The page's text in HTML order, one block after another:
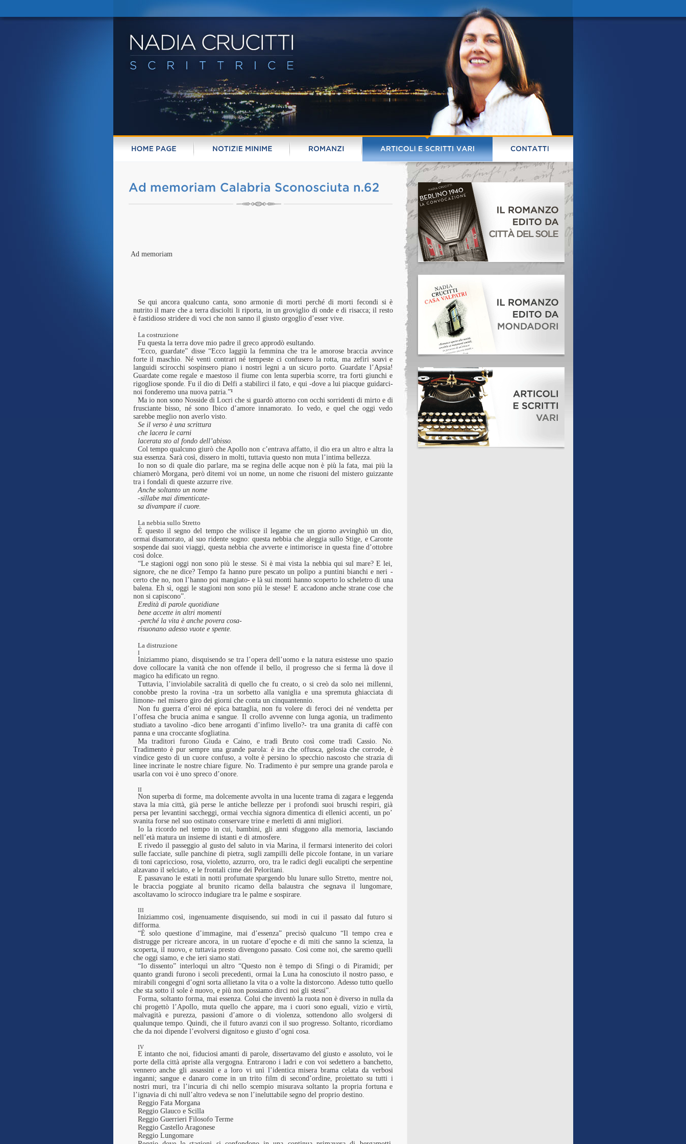
HOME PAGE NOTIZIE MINIME ROMANZI ARTICOLI E SCRITTI VARI CONTATTI
Ad memoriam Calabria Sconosciuta n.62
Ad memoriam
Se qui ancora qualcuno canta, sono armonie di morti perché di morti fecondi si è
nutrito il mare che a terra disciolti li riporta, in un groviglio di onde e di risacca; il resto
è fastidioso stridere di voci che non sanno il giusto orgoglio d’esser vive.
La costruzione
Fu questa la terra dove mio padre il greco approdò esultando.
“Ecco, guardate” disse “Ecco laggiù la femmina che tra le amorose braccia avvince
forte il maschio. Né venti contrari né tempeste ci confusero la rotta, ma zefiri soavi e
languidi scirocchi sospinsero piano i nostri legni a un sicuro porto. Guardate l’Apsia!
Guardate come regale e maestoso il fiume con lenta superbia scorre, tra forti giunchi e
rigogliose sponde. Fu il dio di Delfi a stabilirci il fato, e qui -dove a lui piacque guidarci-
noi fonderemo una nuova patria.”¹
Ma io non sono Nosside di Locri che si guardò attorno con occhi sorridenti di mirto e di
frusciante bisso, né sono Ibico d’amore innamorato. Io vedo, e quel che oggi vedo
sarebbe meglio non averlo visto.
Se il verso è una scrittura
che lacera le carni
lacerata sto al fondo dell’abisso.
Col tempo qualcuno giurò che Apollo non c’entrava affatto, il dio era un altro e altra la
sua essenza. Sarà così, dissero in molti, tuttavia questo non muta l’intima bellezza.
Io non so di quale dio parlare, ma se regina delle acque non è più la fata, mai più la
chiamerò Morgana, però ditemi voi un nome, un nome che risuoni del mistero guizzante
tra i fondali di queste azzurre rive.
Anche soltanto un nome
-sillabe mai dimenticate-
sa divampare il cuore.
La nebbia sullo Stretto
È questo il segno del tempo che svilisce il legame che un giorno avvinghiò un dio,
ormai disamorato, al suo ridente sogno: questa nebbia che aleggia sullo Stige, e Caronte
sospende dai suoi viaggi, questa nebbia che avverte e intimorisce in questa fine d’ottobre
così dolce.
“Le stagioni oggi non sono più le stesse. Si è mai vista la nebbia qui sul mare? E lei,
signore, che ne dice? Tempo fa hanno pure pescato un polipo a puntini bianchi e neri -
certo che no, non l’hanno poi mangiato- e là sui monti hanno scoperto lo scheletro di una
balena. Eh sì, oggi le stagioni non sono più le stesse! E accadono anche strane cose che
non si capiscono”.
Eredità di parole quotidiane
bene accette in altri momenti
-perché la vita è anche povera cosa-
risuonano adesso vuote e spente.
La distruzione
I
Iniziammo piano, disquisendo se tra l’opera dell’uomo e la natura esistesse uno spazio
dove collocare la vanità che non offende il bello, il progresso che si ferma là dove il
magico ha edificato un regno.
Tuttavia, l’inviolabile sacralità di quello che fu creato, o si creò da solo nei millenni,
conobbe presto la rovina -tra un sorbetto alla vaniglia e una spremuta ghiacciata di
limone- nel misero giro dei giorni che conta un cinquantennio.
Non fu guerra d’eroi né epica battaglia, non fu volere di feroci dei né vendetta per
l’offesa che brucia anima e sangue. Il crollo avvenne con lunga agonia, un tradimento
studiato a tavolino -dico bene arroganti d’infimo livello?- tra una granita di caffè con
panna e una croccante sfogliatina.
Ma traditori furono Giuda e Caino, e tradì Bruto così come tradì Cassio. No.
Tradimento è pur sempre una grande parola: è ira che offusca, gelosia che corrode, è
vindice gesto di un cuore confuso, a volte è persino lo specchio nascosto che strazia di
linee incrinate le nostre chiare figure. No. Tradimento è pur sempre una grande parola e
usarla con voi è uno spreco d’onore.
II
Non superba di forme, ma dolcemente avvolta in una lucente trama di zagara e leggenda
stava la mia città, già perse le antiche bellezze per i profondi suoi bruschi respiri, già
persa per levantini saccheggi, ormai vecchia signora dimentica di ellenici accenti, un po’
svanita forse nel suo ostinato conservare trine e merletti di anni migliori.
Io la ricordo nel tempo in cui, bambini, gli anni sfuggono alla memoria, lasciando
nell’età matura un insieme di istanti e di atmosfere.
E rivedo il passeggio al gusto del saluto in via Marina, il fermarsi intenerito dei colori
sulle facciate, sulle panchine di pietra, sugli zampilli delle piccole fontane, in un variare
di toni capriccioso, rosa, violetto, azzurro, oro, tra le radici degli eucalipti che serpentine
alzavano il selciato, e le frontali cime dei Peloritani.
E passavano le estati in notti profumate spargendo blu lunare sullo Stretto, mentre noi,
le braccia poggiate al brunito ricamo della balaustra che segnava il lungomare,
ascoltavamo lo scirocco indugiare tra le palme e sospirare.
III
Iniziammo così, ingenuamente disquisendo, sui modi in cui il passato dal futuro si
difforma.
“È solo questione d’immagine, mai d’essenza” precisò qualcuno “Il tempo crea e
distrugge per ricreare ancora, in un ruotare d’epoche e di miti che sanno la scienza, la
scoperta, il nuovo, e tuttavia presto divengono passato. Così come noi, che saremo quelli
che oggi siamo, e che ieri siamo stati.
“Io dissento” interloquì un altro “Questo non è tempo di Sfingi o di Piramidi; per
quanto grandi furono i secoli precedenti, ormai la Luna ha conosciuto il nostro passo, e
mirabili congegni d’ogni sorta allietano la vita o a volte la distorcono. Adesso tutto quello
che sta sotto il sole è nuovo, e più non possiamo dirci noi gli stessi”.
Forma, soltanto forma, mai essenza. Colui che inventò la ruota non è diverso in nulla da
chi progettò l’Apollo, muta quello che appare, ma i cuori sono eguali, vizio e virtù,
malvagità e purezza, passioni d’amore o di violenza, sottendono allo svolgersi di
qualunque tempo. Quindi, che il futuro avanzi con il suo progresso. Soltanto, ricordiamo
che da noi dipende l’evolversi dignitoso e giusto d’ogni cosa.
IV
E intanto che noi, fiduciosi amanti di parole, dissertavamo del giusto e assoluto, voi le
porte della città apriste alla vergogna. Entrarono i ladri e con voi sedettero a banchetto,
vennero anche gli assassini e a loro vi unì l’identica misera brama celata da verbosi
inganni; sangue e danaro come in un trito film di second’ordine, proiettato su tutti i
nostri muri, tra l’incuria di chi nello scempio misurava soltanto la propria fortuna e
l’ignavia di chi null’altro vedeva se non l’ineluttabile segno del proprio destino.
Reggio Fata Morgana
Reggio Glauco e Scilla
Reggio Guerrieri Filosofo Terme
Reggio Castello Aragonese
Reggio Lungomare